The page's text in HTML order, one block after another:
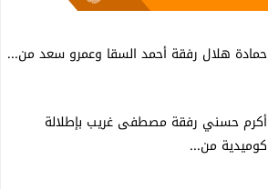
حمادة هلال رفقة أحمد السقا وعمرو سعد من...
أكرم حسني رفقة مصطفى غريب بإطلالة
كوميدية من...